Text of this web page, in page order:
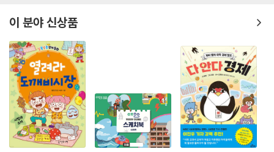
이 분야 신상품